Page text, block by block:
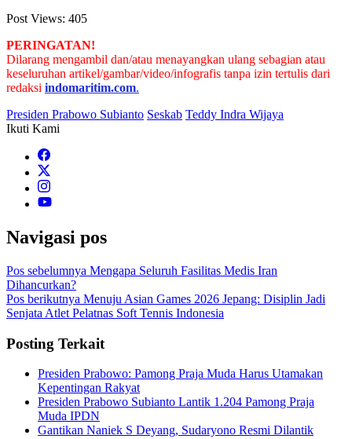
Post Views: 405
PERINGATAN!
Dilarang mengambil dan/atau menayangkan ulang sebagian atau
keseluruhan artikel/gambar/video/infografis tanpa izin tertulis dari
redaksi indomaritim.com.
Presiden Prabowo Subianto Seskab Teddy Indra Wijaya
Ikuti Kami
Navigasi pos
Pos sebelumnya Mengapa Seluruh Fasilitas Medis Iran
Dihancurkan?
Pos berikutnya Menuju Asian Games 2026 Jepang: Disiplin Jadi
Senjata Atlet Pelatnas Soft Tennis Indonesia
Posting Terkait
Presiden Prabowo: Pamong Praja Muda Harus Utamakan
Kepentingan Rakyat
Presiden Prabowo Subianto Lantik 1.204 Pamong Praja
Muda IPDN
Gantikan Naniek S Deyang, Sudaryono Resmi Dilantik